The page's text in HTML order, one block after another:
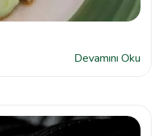
Devamını Oku